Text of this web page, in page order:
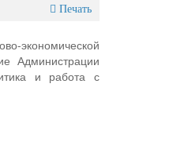
Печать
экономической
Администрации
и работа с